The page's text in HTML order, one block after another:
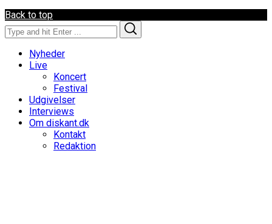
Back to top
Search
for:
Nyheder
Live
Koncert
Festival
Udgivelser
Interviews
Om diskant.dk
Kontakt
Redaktion